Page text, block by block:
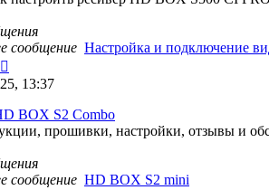
сообщение Настройка и подключение
к
последнему
сообщению
13:37
BOX S2 Combo
прошивки, настройки, отзывы и
сообщение HD BOX S2 mini